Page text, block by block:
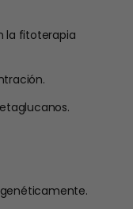
la fitoterapia